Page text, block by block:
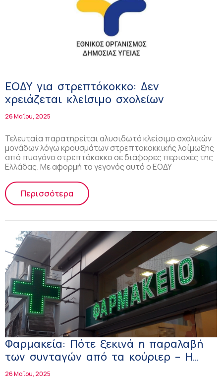
ΕΟΔΥ για στρεπτόκοκκο: Δεν
χρειάζεται κλείσιμο σχολείων
26 Μαΐου, 2025
Τελευταία παρατηρείται αλυσιδωτό κλείσιμο σχολικών
μονάδων λόγω κρουσμάτων στρεπτοκοκκικής λοίμωξης
από πυογόνο στρεπτόκοκκο σε διάφορες περιοχές της
Ελλάδας. Με αφορμή το γεγονός αυτό ο ΕΟΔΥ
Περισσότερα
Φαρμακεία: Πότε ξεκινά η παραλαβή
των συνταγών από τα κούριερ – Η
διαδικασία
26 Μαΐου, 2025